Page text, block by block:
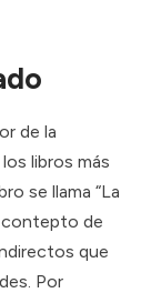
de la
libros más
se llama “La
contepto de
que
Por